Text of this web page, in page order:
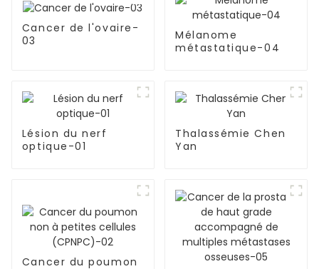
Cancer de l'ovaire-
03
Mélanome
métastatique-04
Lésion du nerf
optique-01
Thalassémie Chen
Yan
Cancer du poumon